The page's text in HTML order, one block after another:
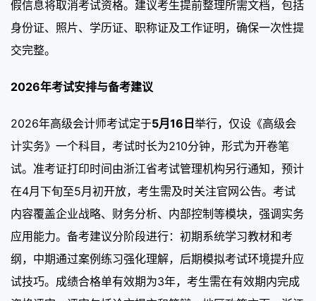
假信息将取消考试资格。建议考生提前整理所需文档，包括
身份证、照片、学历证、职称证及工作证明，确保一次性提
交完整。
2026年考试安排与备考建议
2026年高级会计师考试定于5月16日举行，仅设《高级会
计实务》一个科目，考试时长为210分钟，形式为开卷笔
试。准考证打印时间由浙江省考试管理机构另行通知，预计
在4月下旬至5月初开放，考生需及时关注官网公告。考试
内容覆盖企业战略、财务分析、内部控制等模块，强调实务
应用能力。备考建议分阶段进行：初期系统学习教材和考
纲，中期通过案例练习强化理解，后期模拟考试环境提升应
试技巧。成绩合格单有效期为3年，考生需在有效期内完成